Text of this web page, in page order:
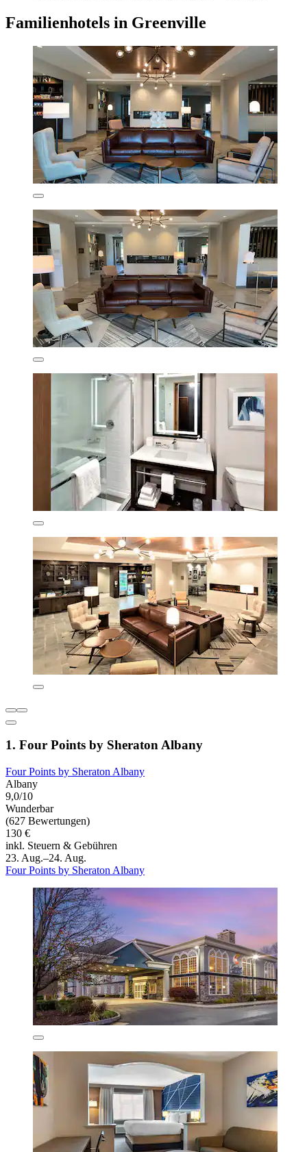
Familienhotels in Greenville
1. Four Points by Sheraton Albany
Four Points by Sheraton Albany
Albany
9,0/10
Wunderbar
(627 Bewertungen)
130 €
inkl. Steuern & Gebühren
23. Aug.–24. Aug.
Four Points by Sheraton Albany